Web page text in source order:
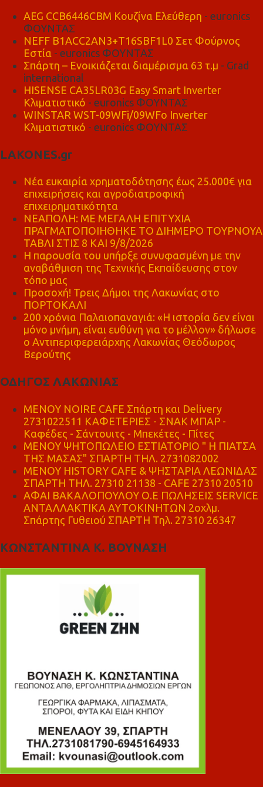
AEG CCB6446CBM Κουζίνα Ελεύθερη - euronics
ΦΟΥΝΤΑΣ
NEFF B1ACC2AN3+T16SBF1L0 Σετ Φούρνος
Εστία - euronics ΦΟΥΝΤΑΣ
Σπάρτη – Ενοικιάζεται διαμέρισμα 63 τ.μ - Grad
international
HISENSE CA35LR03G Easy Smart Inverter
Κλιματιστικό - euronics ΦΟΥΝΤΑΣ
WINSTAR WST-09WFi/09WFo Inverter
Κλιματιστικό - euronics ΦΟΥΝΤΑΣ
LAKONES.gr
Νέα ευκαιρία χρηματοδότησης έως 25.000€ για
επιχειρήσεις και αγροδιατροφική
επιχειρηματικότητα
ΝΕΑΠΟΛΗ: ΜΕ ΜΕΓΑΛΗ ΕΠΙΤΥΧΙΑ
ΠΡΑΓΜΑΤΟΠΟΙΗΘΗΚΕ ΤΟ ΔΙΗΜΕΡΟ ΤΟΥΡΝΟΥΑ
ΤΑΒΛΙ ΣΤΙΣ 8 ΚΑΙ 9/8/2026
Η παρουσία του υπήρξε συνυφασμένη με την
αναβάθμιση της Τεχνικής Εκπαίδευσης στον
τόπο μας
Προσοχή! Τρεις Δήμοι της Λακωνίας στο
ΠΟΡΤΟΚΑΛΙ
200 χρόνια Παλαιοπαναγιά: «Η ιστορία δεν είναι
μόνο μνήμη, είναι ευθύνη για το μέλλον» δήλωσε
ο Αντιπεριφερειάρχης Λακωνίας Θεόδωρος
Βερούτης
ΟΔΗΓΟΣ ΛΑΚΩΝΙΑΣ
MENOY NOIRE CAFE Σπάρτη και Delivery
2731022511 ΚΑΦΕΤΕΡΙΕΣ - ΣΝΑΚ ΜΠΑΡ -
Καφέδες - Σάντουιτς - Μπεκέτες - Πίτες
ΜΕΝΟΥ ΨΗΤΟΠΩΛΕΙΟ ΕΣΤΙΑΤΟΡΙΟ " Η ΠΙΑΤΣΑ
ΤΗΣ ΜΑΣΑΣ" ΣΠΑΡΤΗ ΤΗΛ. 2731082002
ΜΕΝΟΥ HISTORY CAFE & ΨΗΣΤΑΡΙΑ ΛΕΩΝΙΔΑΣ
ΣΠΑΡΤΗ ΤΗΛ. 27310 21138 - CAFE 27310 20510
ΑΦΑΙ ΒΑΚΑΛΟΠΟΥΛΟΥ Ο.Ε ΠΩΛΗΣΕΙΣ SERVICE
ΑΝΤΑΛΛΑΚΤΙΚΑ ΑΥΤΟΚΙΝΗΤΩΝ 2οχλμ.
Σπάρτης Γυθειού ΣΠΑΡΤΗ Τηλ. 27310 26347
ΚΩΝΣΤΑΝΤΙΝΑ Κ. ΒΟΥΝΑΣΗ